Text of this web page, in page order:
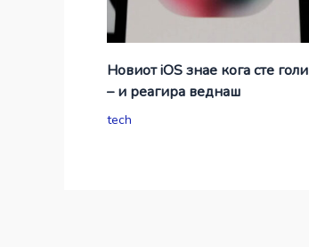
Новиот iOS знае кога сте голи
– и реагира веднаш
tech